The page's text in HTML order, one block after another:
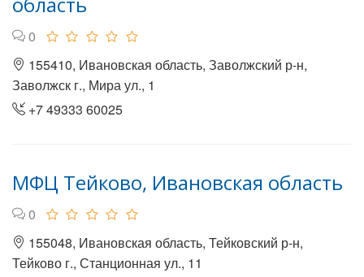
0
155410, Ивановская область, Заволжский р-н,
Заволжск г., Мира ул., 1
+7 49333 60025
МФЦ Тейково, Ивановская область
0
155048, Ивановская область, Тейковский р-н,
Тейково г., Станционная ул., 11